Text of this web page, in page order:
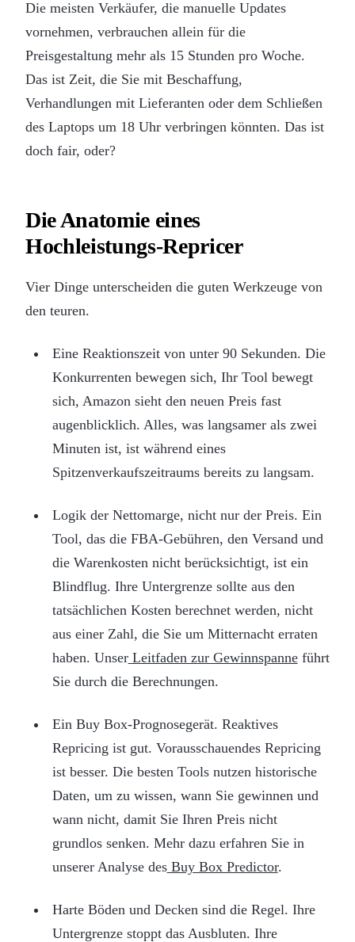
Die meisten Verkäufer, die manuelle Updates
vornehmen, verbrauchen allein für die
Preisgestaltung mehr als 15 Stunden pro Woche.
Das ist Zeit, die Sie mit Beschaffung,
Verhandlungen mit Lieferanten oder dem Schließen
des Laptops um 18 Uhr verbringen könnten. Das ist
doch fair, oder?
Die Anatomie eines
Hochleistungs-Repricer
Vier Dinge unterscheiden die guten Werkzeuge von
den teuren.
Eine Reaktionszeit von unter 90 Sekunden. Die
Konkurrenten bewegen sich, Ihr Tool bewegt
sich, Amazon sieht den neuen Preis fast
augenblicklich. Alles, was langsamer als zwei
Minuten ist, ist während eines
Spitzenverkaufszeitraums bereits zu langsam.
Logik der Nettomarge, nicht nur der Preis. Ein
Tool, das die FBA-Gebühren, den Versand und
die Warenkosten nicht berücksichtigt, ist ein
Blindflug. Ihre Untergrenze sollte aus den
tatsächlichen Kosten berechnet werden, nicht
aus einer Zahl, die Sie um Mitternacht erraten
haben. UnserLeitfaden zur Gewinnspanneführt
Sie durch die Berechnungen.
Ein Buy Box-Prognosegerät. Reaktives
Repricing ist gut. Vorausschauendes Repricing
ist besser. Die besten Tools nutzen historische
Daten, um zu wissen, wann Sie gewinnen und
wann nicht, damit Sie Ihren Preis nicht
grundlos senken. Mehr dazu erfahren Sie in
unserer Analyse desBuy Box Predictor.
Harte Böden und Decken sind die Regel. Ihre
Untergrenze stoppt das Ausbluten. Ihre